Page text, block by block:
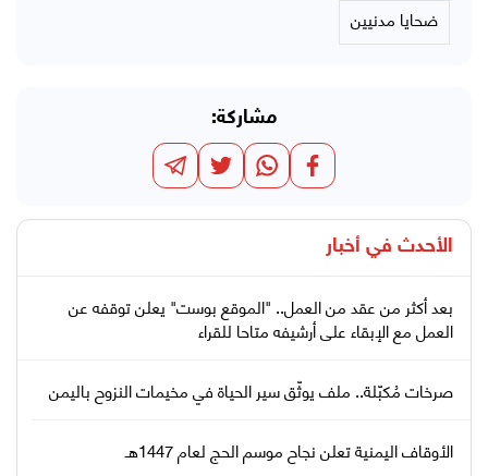
ضحايا مدنيين
مشاركة:
الأحدث في أخبار
بعد أكثر من عقد من العمل.. "الموقع بوست" يعلن توقفه عن
العمل مع الإبقاء على أرشيفه متاحا للقراء
صرخات مُكبّلة.. ملف يوثّق سير الحياة في مخيمات النزوح باليمن
الأوقاف اليمنية تعلن نجاح موسم الحج لعام 1447هـ